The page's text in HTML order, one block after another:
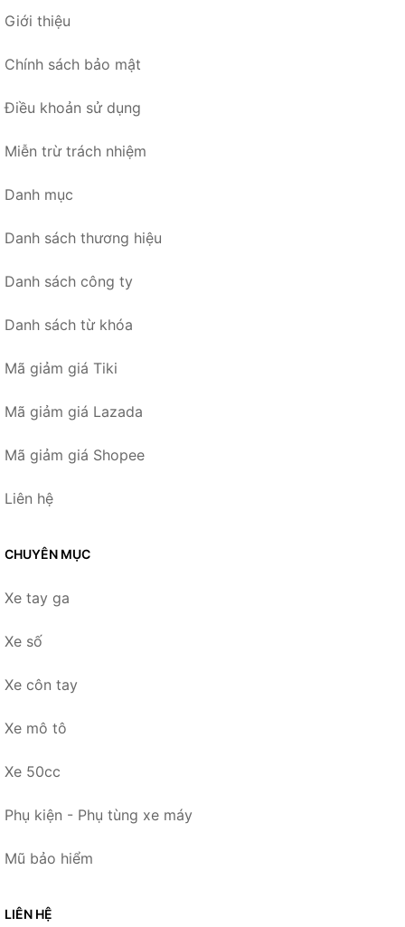
Giới thiệu
Chính sách bảo mật
Điều khoản sử dụng
Miễn trừ trách nhiệm
Danh mục
Danh sách thương hiệu
Danh sách công ty
Danh sách từ khóa
Mã giảm giá Tiki
Mã giảm giá Lazada
Mã giảm giá Shopee
Liên hệ
CHUYÊN MỤC
Xe tay ga
Xe số
Xe côn tay
Xe mô tô
Xe 50cc
Phụ kiện - Phụ tùng xe máy
Mũ bảo hiểm
LIÊN HỆ